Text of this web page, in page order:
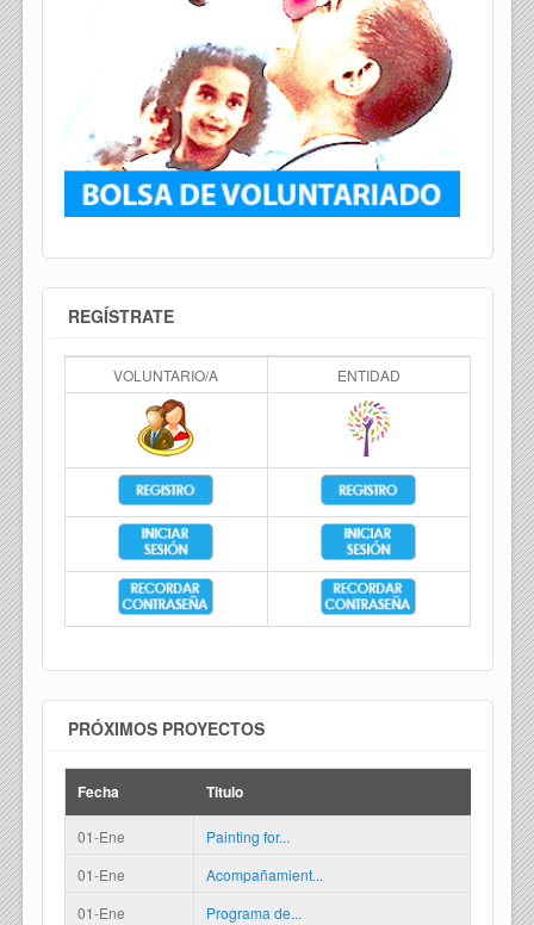
REGÍSTRATE
VOLUNTARIO/A ENTIDAD
PRÓXIMOS PROYECTOS
Fecha Titulo
01-Ene
Painting for...
01-Ene
Acompañamient...
01-Ene
Programa de...